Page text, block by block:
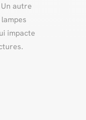
autre
impacte